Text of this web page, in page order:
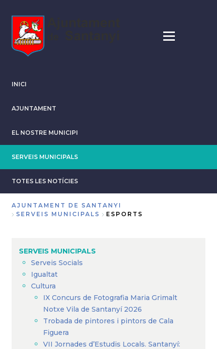
contingut
INICI
AJUNTAMENT
EL NOSTRE MUNICIPI
SERVEIS MUNICIPALS
TOTES LES NOTÍCIES
AJUNTAMENT DE SANTANYI
SERVEIS MUNICIPALS
ESPORTS
SERVEIS MUNICIPALS
Serveis Socials
Igualtat
Cultura
IX Concurs de Fotografia Maria Grimalt
Notxe Vila de Santanyí 2026
Trobada de pintores i pintors de Cala
Figuera
VII Jornades d’Estudis Locals. Santanyí: